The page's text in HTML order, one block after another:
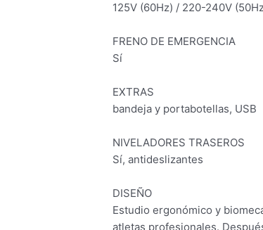
125V (60Hz) / 220-240V
FRENO DE EMERGENCIA
Sí
EXTRAS
bandeja y portabotellas, USB
NIVELADORES TRASEROS
Sí, antideslizantes
DISEÑO
Estudio ergonómico y
atletas profesionales.